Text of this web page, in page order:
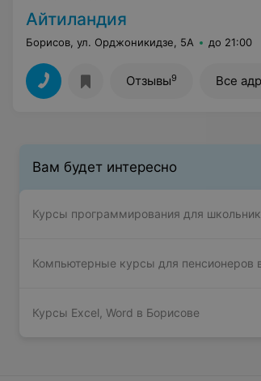
Айтиландия
Борисов, ул. Орджоникидзе, 5А до 21:00
Отзывы9 Все
Вам будет интересно
Курсы программирования для
Компьютерные курсы для пенсионеров
Курсы Excel, Word в Борисове